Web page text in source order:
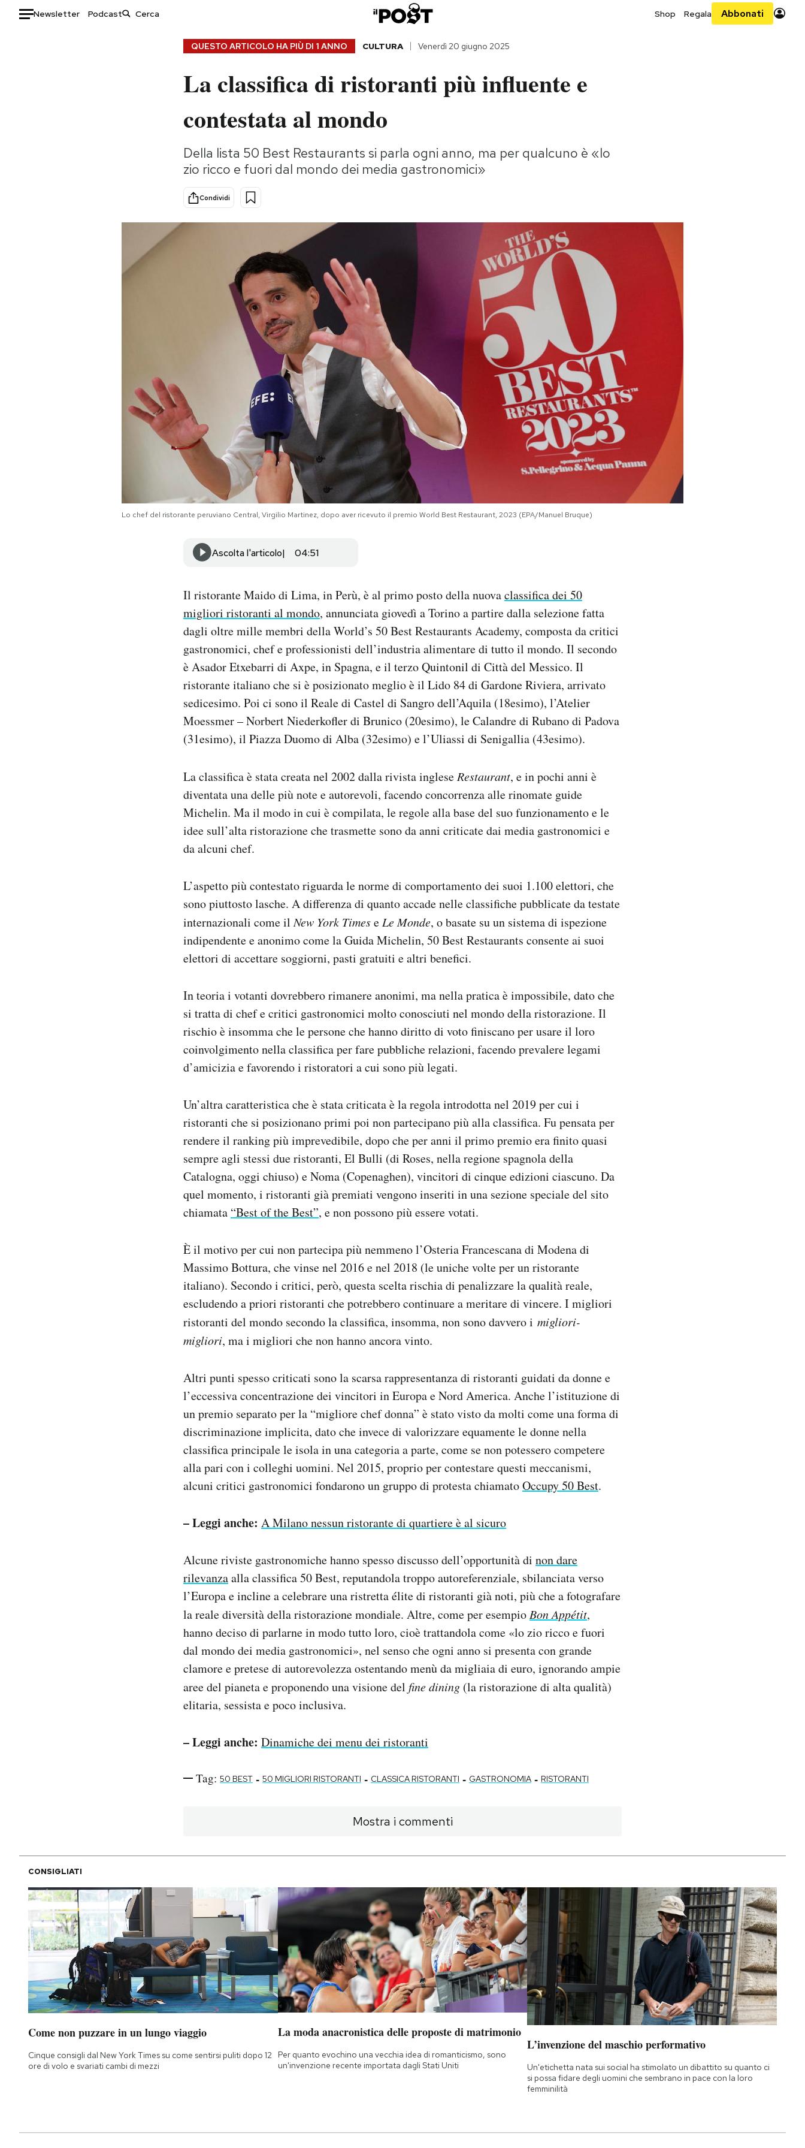
Newsletter Podcast Shop Regala Abbonati
Storie/Idee
Ok Boomer!
Altrecose
Mondiali calcio 2026
QUESTO ARTICOLO HA PIÙ DI 1 ANNO CULTURA Venerdì 20 giugno 2025
La classifica di ristoranti più influente e
contestata al mondo
Della lista 50 Best Restaurants si parla ogni anno, ma per qualcuno è «lo
zio ricco e fuori dal mondo dei media gastronomici»
Condividi
Lo chef del ristorante peruviano Central, Virgilio Martinez, dopo aver ricevuto il premio World Best Restaurant, 2023 (EPA/Manuel Bruque)
Ascolta l'articolo 04:51
Il ristorante Maido di Lima, in Perù, è al primo posto della nuovaclassifica dei 50
migliori ristoranti al mondo, annunciata giovedì a Torino a partire dalla selezione fatta
dagli oltre mille membri della World’s 50 Best Restaurants Academy, composta da critici
gastronomici, chef e professionisti dell’industria alimentare di tutto il mondo. Il secondo
è Asador Etxebarri di Axpe, in Spagna, e il terzo Quintonil di Città del Messico. Il
ristorante italiano che si è posizionato meglio è il Lido 84 di Gardone Riviera, arrivato
sedicesimo. Poi ci sono il Reale di Castel di Sangro dell’Aquila (18esimo), l’Atelier
Moessmer – Norbert Niederkofler di Brunico (20esimo), le Calandre di Rubano di Padova
(31esimo), il Piazza Duomo di Alba (32esimo) e l’Uliassi di Senigallia (43esimo).
La classifica è stata creata nel 2002 dalla rivista ingleseRestaurant, e in pochi anni è
diventata una delle più note e autorevoli, facendo concorrenza alle rinomate guide
Michelin. Ma il modo in cui è compilata, le regole alla base del suo funzionamento e le
idee sull’alta ristorazione che trasmette sono da anni criticate dai media gastronomici e
da alcuni chef.
L’aspetto più contestato riguarda le norme di comportamento dei suoi 1.100 elettori, che
sono piuttosto lasche. A differenza di quanto accade nelle classifiche pubblicate da testate
internazionali come ilNew York TimeseLe Monde, o basate su un sistema di ispezione
indipendente e anonimo come la Guida Michelin, 50 Best Restaurants consente ai suoi
elettori di accettare soggiorni, pasti gratuiti e altri benefici.
In teoria i votanti dovrebbero rimanere anonimi, ma nella pratica è impossibile, dato che
si tratta di chef e critici gastronomici molto conosciuti nel mondo della ristorazione. Il
rischio è insomma che le persone che hanno diritto di voto finiscano per usare il loro
coinvolgimento nella classifica per fare pubbliche relazioni, facendo prevalere legami
d’amicizia e favorendo i ristoratori a cui sono più legati.
Un’altra caratteristica che è stata criticata è la regola introdotta nel 2019 per cui i
ristoranti che si posizionano primi poi non partecipano più alla classifica. Fu pensata per
rendere il ranking più imprevedibile, dopo che per anni il primo premio era finito quasi
sempre agli stessi due ristoranti, El Bulli (di Roses, nella regione spagnola della
Catalogna, oggi chiuso) e Noma (Copenaghen), vincitori di cinque edizioni ciascuno. Da
quel momento, i ristoranti già premiati vengono inseriti in una sezione speciale del sito
chiamata “Best of the Best”, e non possono più essere votati.
È il motivo per cui non partecipa più nemmeno l’Osteria Francescana di Modena di
Massimo Bottura, che vinse nel 2016 e nel 2018 (le uniche volte per un ristorante
italiano). Secondo i critici, però, questa scelta rischia di penalizzare la qualità reale,
escludendo a priori ristoranti che potrebbero continuare a meritare di vincere. I migliori
ristoranti del mondo secondo la classifica, insomma, non sono davvero i migliori-
migliori, ma i migliori che non hanno ancora vinto.
Altri punti spesso criticati sono la scarsa rappresentanza di ristoranti guidati da donne e
l’eccessiva concentrazione dei vincitori in Europa e Nord America. Anche l’istituzione di
un premio separato per la “migliore chef donna” è stato visto da molti come una forma di
discriminazione implicita, dato che invece di valorizzare equamente le donne nella
classifica principale le isola in una categoria a parte, come se non potessero competere
alla pari con i colleghi uomini. Nel 2015, proprio per contestare questi meccanismi,
alcuni critici gastronomici fondarono un gruppo di protesta chiamatoOccupy 50 Best.
– Leggi anche: A Milano nessun ristorante di quartiere è al sicuro
Alcune riviste gastronomiche hanno spesso discusso dell’opportunità di non dare
rilevanzaalla classifica 50 Best, reputandola troppo autoreferenziale, sbilanciata verso
l’Europa e incline a celebrare una ristretta élite di ristoranti già noti, più che a fotografare
la reale diversità della ristorazione mondiale. Altre, come per esempioBon Appétit,
hanno deciso di parlarne in modo tutto loro, cioè trattandola come «lo zio ricco e fuori
dal mondo dei media gastronomici», nel senso che ogni anno si presenta con grande
clamore e pretese di autorevolezza ostentando menù da migliaia di euro, ignorando ampie
aree del pianeta e proponendo una visione del fine dining (la ristorazione di alta qualità)
elitaria, sessista e poco inclusiva.
– Leggi anche: Dinamiche dei menu dei ristoranti
Tag: 50 BEST - 50 MIGLIORI RISTORANTI - CLASSICA RISTORANTI - GASTRONOMIA - RISTORANTI
Mostra i commenti
CONSIGLIATI
Come non puzzare in un lungo viaggio
Cinque consigli dal New York Times su come sentirsi puliti dopo 12
ore di volo e svariati cambi di mezzi
La moda anacronistica delle proposte di matrimonio
Per quanto evochino una vecchia idea di romanticismo, sono
un'invenzione recente importata dagli Stati Uniti
L’invenzione del maschio performativo
Un'etichetta nata sui social ha stimolato un dibattito su quanto ci
si possa fidare degli uomini che sembrano in pace con la loro
femminilità